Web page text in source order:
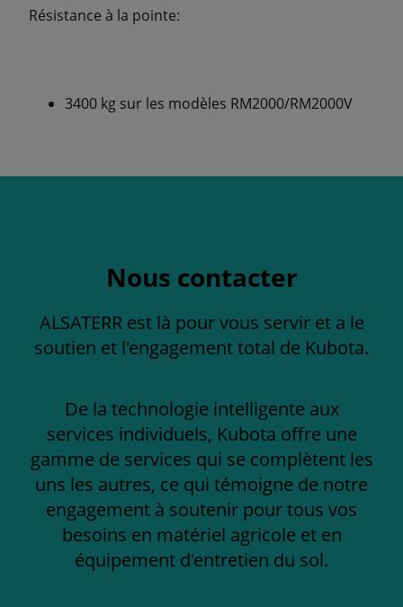
Résistance à la pointe:
3400 kg sur les modèles RM2000/RM2000V
Nous contacter
ALSATERR est là pour vous servir et a le
soutien et l'engagement total de Kubota.
De la technologie intelligente aux
services individuels, Kubota offre une
gamme de services qui se complètent les
uns les autres, ce qui témoigne de notre
engagement à soutenir pour tous vos
besoins en matériel agricole et en
équipement d'entretien du sol.